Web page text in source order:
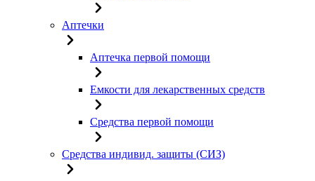
Аптечки
Аптечка первой помощи
Емкости для лекарственных средств
Средства первой помощи
Средства индивид. защиты (СИЗ)